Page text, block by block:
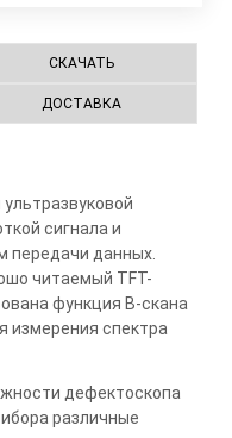
СКАЧАТЬ
ДОСТАВКА
сигнала и
передачи данных.
читаемый TFT-
функция В-скана
измерения спектра
дефектоскопа
различные